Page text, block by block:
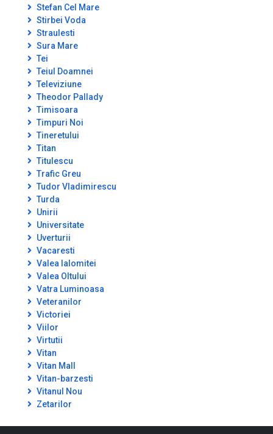
Stefan Cel Mare
Stirbei Voda
Straulesti
Sura Mare
Tei
Teiul Doamnei
Televiziune
Theodor Pallady
Timisoara
Timpuri Noi
Tineretului
Titan
Titulescu
Trafic Greu
Tudor Vladimirescu
Turda
Unirii
Universitate
Uverturii
Vacaresti
Valea Ialomitei
Valea Oltului
Vatra Luminoasa
Veteranilor
Victoriei
Viilor
Virtutii
Vitan
Vitan Mall
Vitan-barzesti
Vitanul Nou
Zetarilor